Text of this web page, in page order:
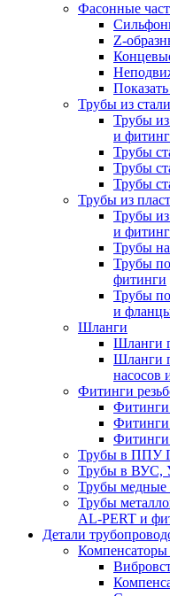
Фасонные
Z-
Трубы из стали
Трубы
и
Трубы
Трубы
Трубы
Трубы из
Трубы
и
Трубы
Трубы
фитинги
Трубы
и
Шланги
Шланги
Шланги
насосов
Фитинги
Фитинги
Фитинги
Фитинги
Трубы в ППУ
Трубы в ВУС,
Трубы медные
Трубы
AL-PERT и
Детали
Компенсаторы